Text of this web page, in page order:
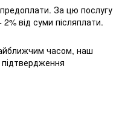
За цю послугу
від суми післяплати.
часом, наш